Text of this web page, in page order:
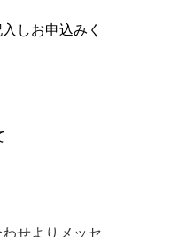
しお申込みく
せよりメッセ